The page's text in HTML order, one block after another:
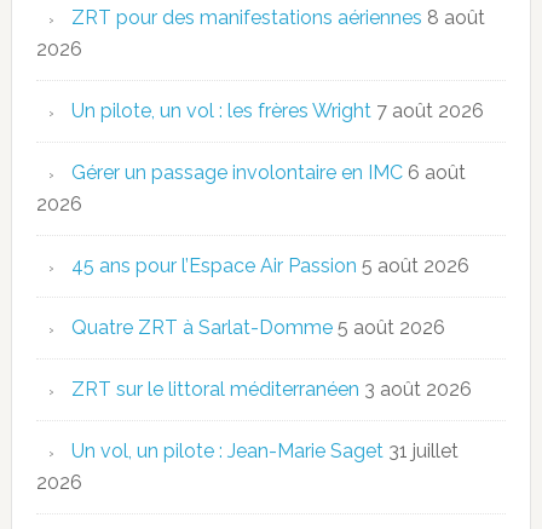
ZRT pour des manifestations aériennes 8 août
2026
Un pilote, un vol : les frères Wright 7 août 2026
Gérer un passage involontaire en IMC 6 août
2026
45 ans pour l’Espace Air Passion 5 août 2026
Quatre ZRT à Sarlat-Domme 5 août 2026
ZRT sur le littoral méditerranéen 3 août 2026
Un vol, un pilote : Jean-Marie Saget 31 juillet
2026